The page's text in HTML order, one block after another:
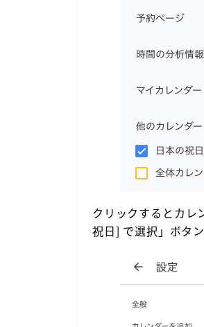
クリックするとカレ
祝日] で選択」ボタ